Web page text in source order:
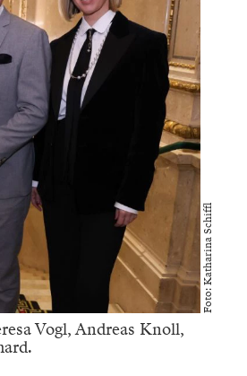
Foto: Katharina Schiffl
Vogl, Andreas Knoll,